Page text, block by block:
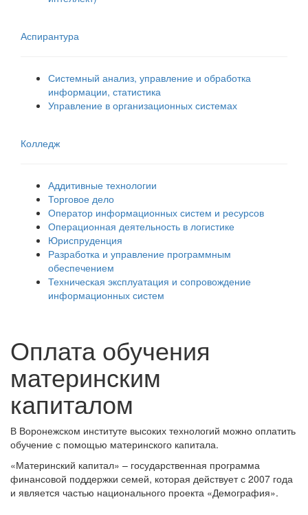
Аспирантура
Системный анализ, управление и обработка
информации, статистика
Управление в организационных системах
Колледж
Аддитивные технологии
Торговое дело
Оператор информационных систем и ресурсов
Операционная деятельность в логистике
Юриспруденция
Разработка и управление программным
обеспечением
Техническая эксплуатация и сопровождение
информационных систем
Оплата обучения
материнским
капиталом
В Воронежском институте высоких технологий можно оплатить
обучение с помощью материнского капитала.
«Материнский капитал» – государственная программа
финансовой поддержки семей, которая действует с 2007 года
и является частью национального проекта «Демография».